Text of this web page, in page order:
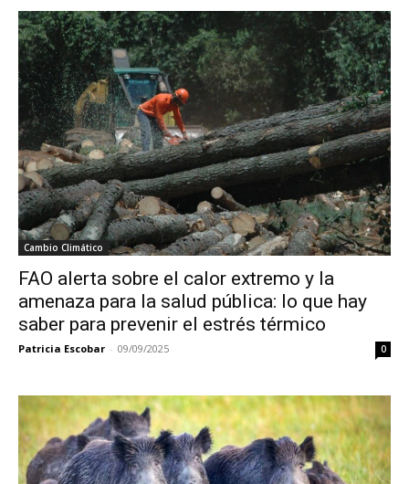
Cambio Climático
FAO alerta sobre el calor extremo y la
amenaza para la salud pública: lo que hay
saber para prevenir el estrés térmico
Patricia Escobar - 09/09/2025 0